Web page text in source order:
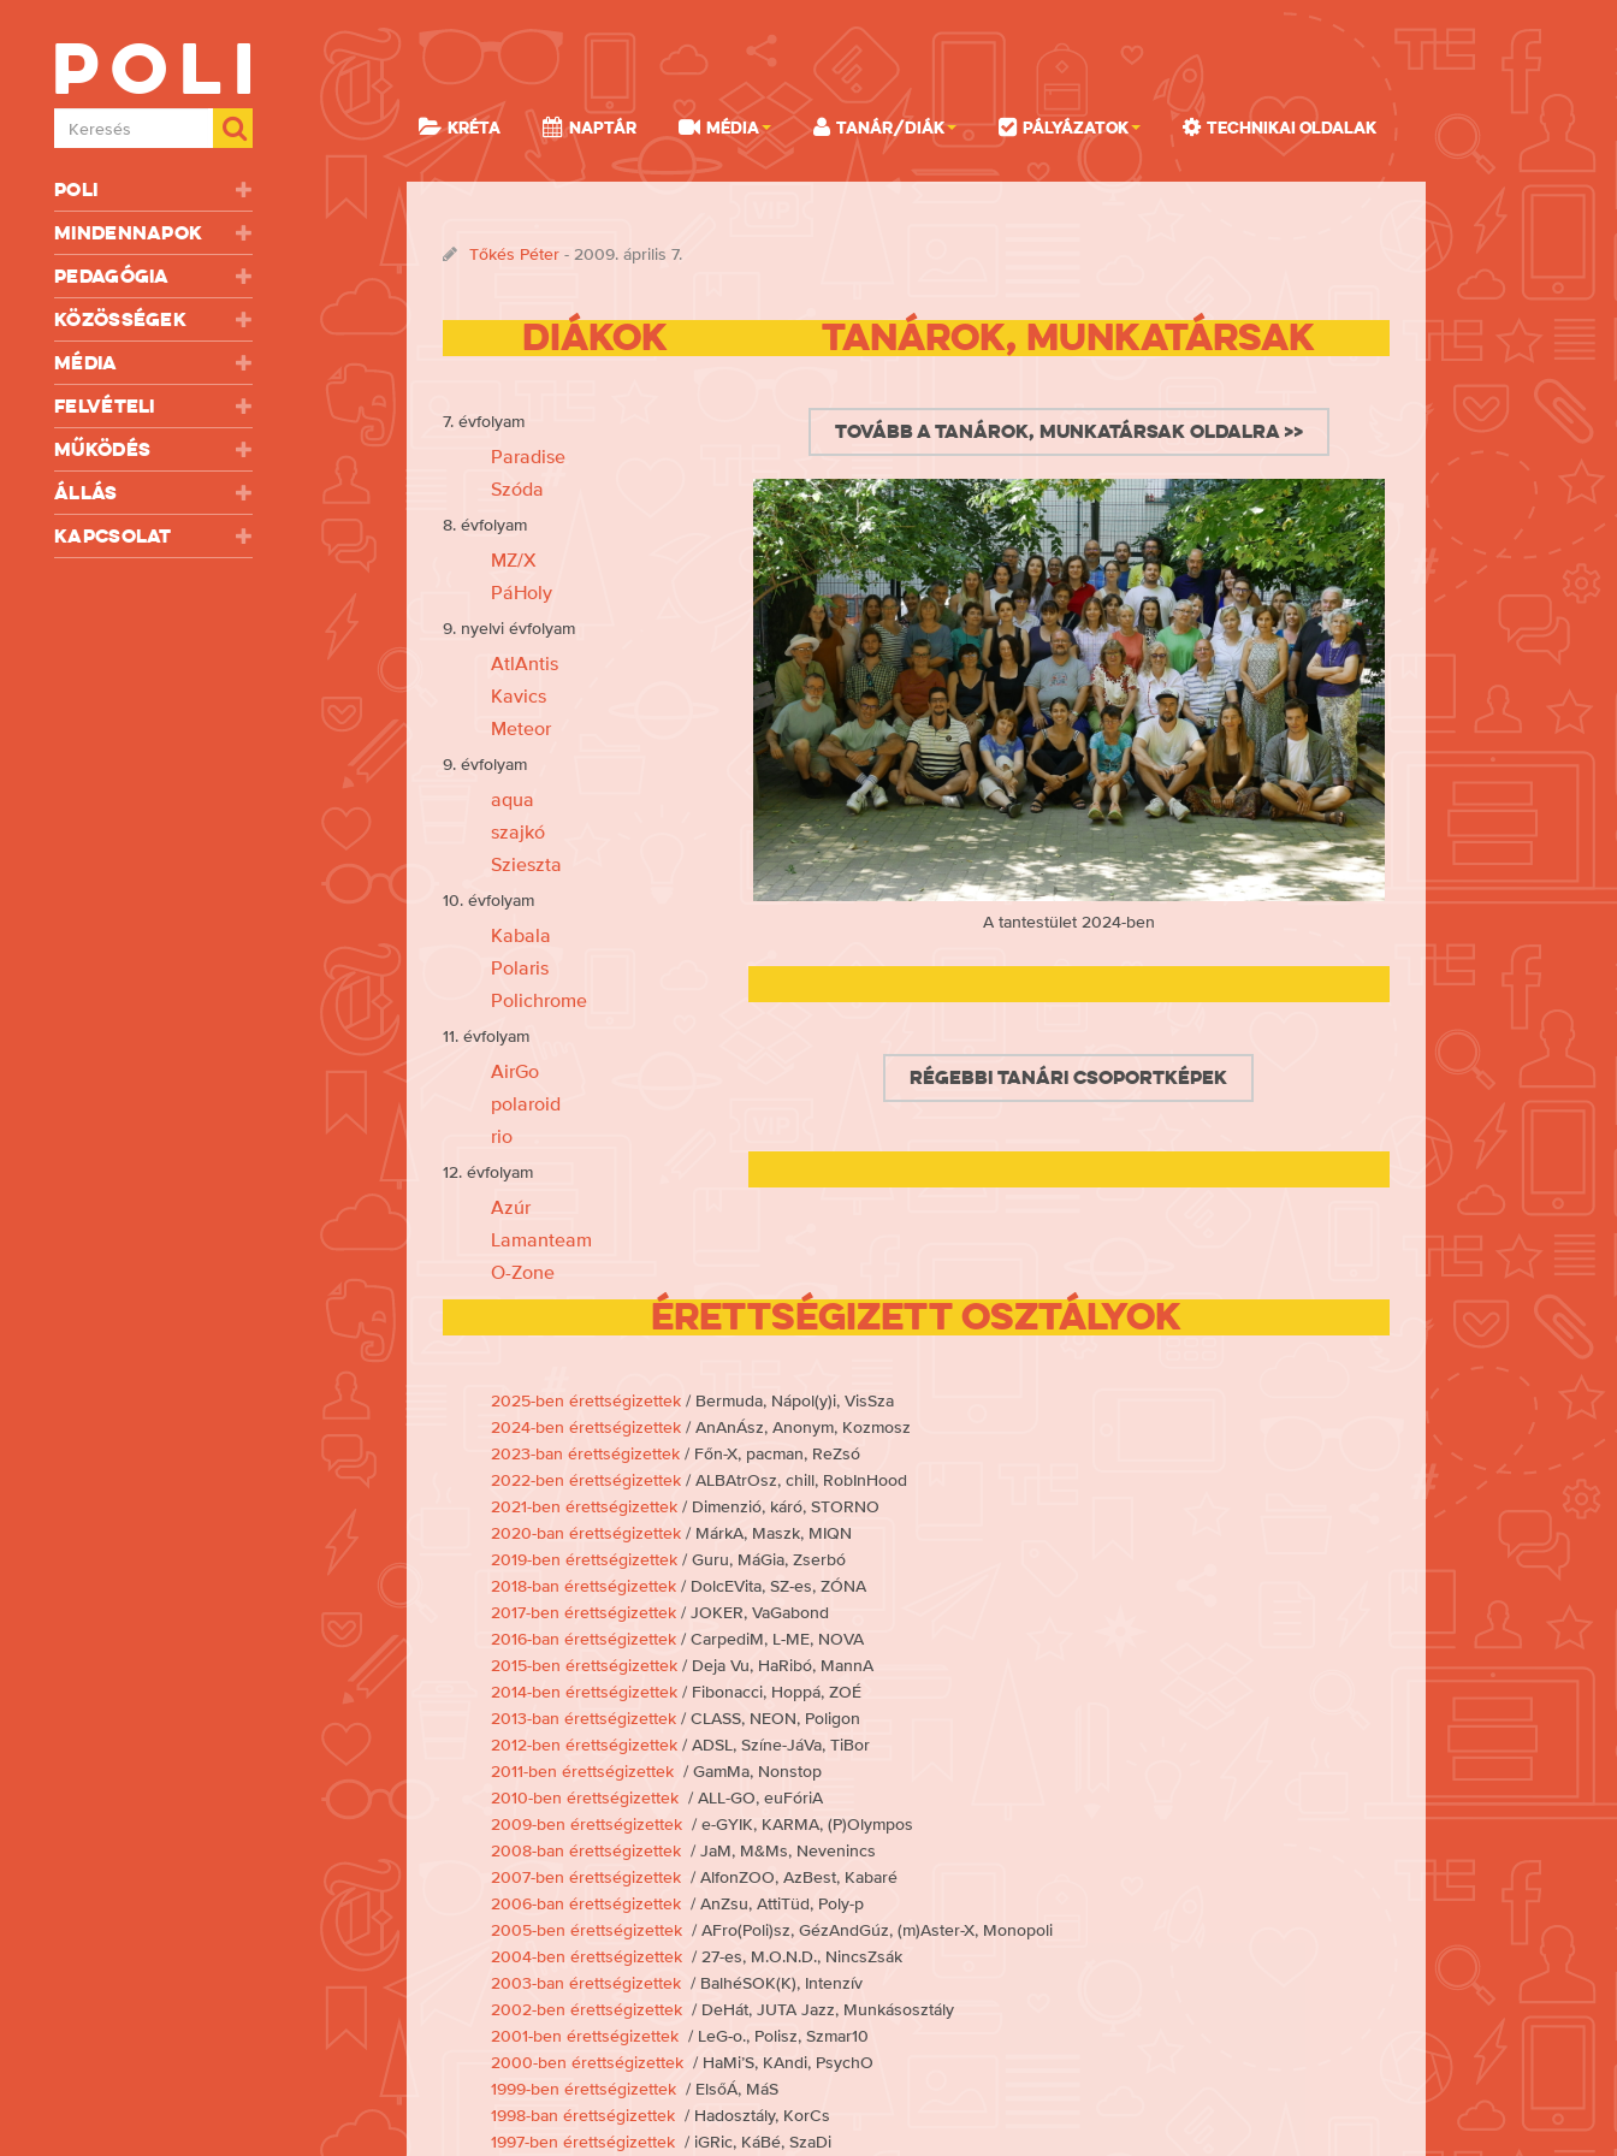
Poli
Mindennapok
Pedagógia
Közösségek
Média
Felvételi
Működés
Állás
Kapcsolat
Poli
Keresés KRÉTA Naptár Média Tanár/Diák Pályázatok Technikai oldalak
Tőkés Péter - 2009. április 7.
Diákok
7. évfolyam
Paradise
Szóda
8. évfolyam
MZ/X
PáHoly
9. nyelvi évfolyam
AtlAntis
Kavics
Meteor
9. évfolyam
aqua
szajkó
Szieszta
10. évfolyam
Kabala
Polaris
Polichrome
11. évfolyam
AirGo
polaroid
rio
12. évfolyam
Azúr
Lamanteam
O-Zone
Tanárok, munkatársak
Tovább a tanárok, munkatársak oldalra >>
A tantestület 2024-ben
Régebbi tanári csoportképek
Érettségizett osztályok
2025-ben érettségizettek/ Bermuda, Nápol(y)i, VisSza
2024-ben érettségizettek/ AnAnÁsz, Anonym, Kozmosz
2023-ban érettségizettek/ Főn-X, pacman, ReZsó
2022-ben érettségizettek/ ALBAtrOsz, chill, RobInHood
2021-ben érettségizettek/ Dimenzió, káró, STORNO
2020-ban érettségizettek/ MárkA, Maszk, MIQN
2019-ben érettségizettek/ Guru, MáGia, Zserbó
2018-ban érettségizettek/ DolcEVita, SZ-es, ZÓNA
2017-ben érettségizettek/ JOKER, VaGabond
2016-ban érettségizettek/ CarpediM, L-ME, NOVA
2015-ben érettségizettek/ Deja Vu, HaRibó, MannA
2014-ben érettségizettek/ Fibonacci, Hoppá, ZOÉ
2013-ban érettségizettek/ CLASS, NEON, Poligon
2012-ben érettségizettek/ ADSL, Színe-JáVa, TiBor
2011-ben érettségizettek/ GamMa, Nonstop
2010-ben érettségizettek/ ALL-GO, euFóriA
2009-ben érettségizettek/ e-GYIK, KARMA, (P)Olympos
2008-ban érettségizettek/ JaM, M&Ms, Nevenincs
2007-ben érettségizettek/ AlfonZOO, AzBest, Kabaré
2006-ban érettségizettek/ AnZsu, AttiTüd, Poly-p
2005-ben érettségizettek/ AFro(Poli)sz, GézAndGúz, (m)Aster-X, Monopoli
2004-ben érettségizettek/ 27-es, M.O.N.D., NincsZsák
2003-ban érettségizettek/ BalhéSOK(K), Intenzív
2002-ben érettségizettek/ DeHát, JUTA Jazz, Munkásosztály
2001-ben érettségizettek/ LeG-o., Polisz, Szmar10
2000-ben érettségizettek/ HaMi’S, KAndi, PsychO
1999-ben érettségizettek/ ElsőÁ, MáS
1998-ban érettségizettek/ Hadosztály, KorCs
1997-ben érettségizettek/ iGRic, KáBé, SzaDi